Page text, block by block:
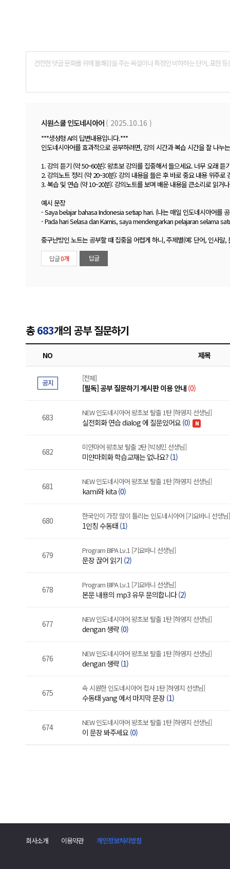
시원스쿨 인도네시아어 ( 2025.10.16 )
***생성형 AI의 답변내용입니다.***
인도네시아어를 효과적으로 공부하려면, 강의 시간과 복습 시간을 잘 나
1. 강의 듣기 (약 50~60분): 왕초보 강의를 집중해서 들으세요. 너무 오래
2. 강의노트 정리 (약 20~30분): 강의 내용을 들은 후 바로 중요 내용 위주
3. 복습 및 연습 (약 10~20분): 강의노트를 보며 배운 내용을 큰소리로 읽거
예시 문장
- Saya belajar bahasa Indonesia setiap hari. (나는 매일 인도네시아어를
- Pada hari Selasa dan Kamis, saya mendengarkan pelajaran selama
중구난방인 노트는 공부할 때 집중을 어렵게 하니, 주제별(예: 단어, 인사말
답글0개 답글
총683개의 공부 질문하기
NO 제목
공지 [전체]
[필독] 공부 질문하기 게시판 이용 안내 (0)
683 NEW 인도네시아어 왕초보 탈출 1탄 [하영지 선생님]
실전회화 연습 dialog 에 질문있어요 (0) N
682 미얀마어 왕초보 탈출 2탄 [박성민 선생님]
미얀마회화 학습교재는 없나요? (1)
681 NEW 인도네시아어 왕초보 탈출 1탄 [하영지 선생님]
kami와 kita (0)
680 한국인이 가장 많이 틀리는 인도네시아어 [기요바니 선생님]
1인칭 수동태 (1)
679 Program BIPA Lv.1 [기요바니 선생님]
문장 끊어 읽기 (2)
678 Program BIPA Lv.1 [기요바니 선생님]
본문 내용의 mp3 유무 문의합니다(2)
677 NEW 인도네시아어 왕초보 탈출 1탄 [하영지 선생님]
dengan 생략 (0)
676 NEW 인도네시아어 왕초보 탈출 1탄 [하영지 선생님]
dengan 생략 (1)
675 속 시원한 인도네시아어 접사 1탄 [하영지 선생님]
수동태 yang 에서 마지막 문장 (1)
674 NEW 인도네시아어 왕초보 탈출 1탄 [하영지 선생님]
이 문장 봐주세요 (0)
회사소개 이용약관 개인정보처리방침